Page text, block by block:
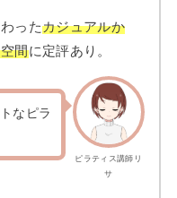
ったカジュアルか
間に定評あり。
ピラティス講師リ
サ
なピラ